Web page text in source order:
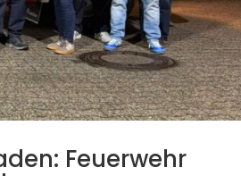
Feuerwehr